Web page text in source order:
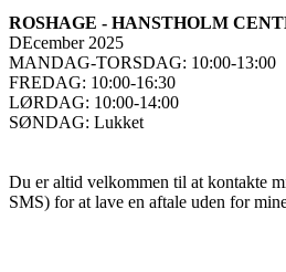
ROSHAGE - HANSTHOLM
DEcember 2025
MANDAG-TORSDAG: 10:00-13:00
FREDAG: 10:00-16:30
LØRDAG: 10:00-14:00
SØNDAG: Lukket
Du er altid velkommen til at kontakte
SMS) for at lave en aftale uden for